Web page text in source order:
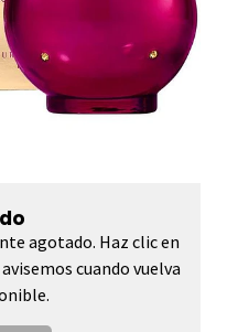
agotado. Haz clic en
cuando vuelva